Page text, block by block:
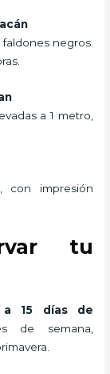
negros.
a 1 metro,
con impresión
tu
a 15 días de
de semana,